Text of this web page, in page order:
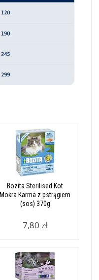
Bozita Sterilised Kot
Mokra Karma z pstrągiem
(sos) 370g
7,80 zł